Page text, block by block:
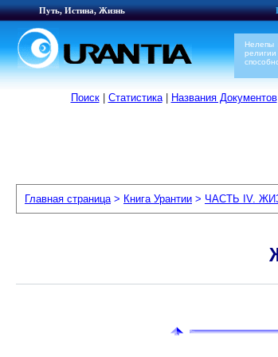
Путь, Истина, Жизнь
Нелепы
религии
Поиск| Статистика| Названия Документов
Главная страница> Книга Урантии > ЧАСТЬ IV.